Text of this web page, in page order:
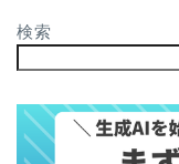
検索